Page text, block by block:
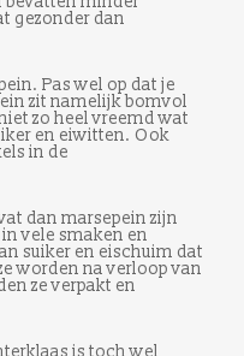
gezonder dan
Pas wel op dat je
zit namelijk bomvol
zo heel vreemd wat
en eiwitten. Ook
in de
dan marsepein zijn
vele smaken en
suiker en eischuim dat
worden na verloop van
ze verpakt en
is toch wel